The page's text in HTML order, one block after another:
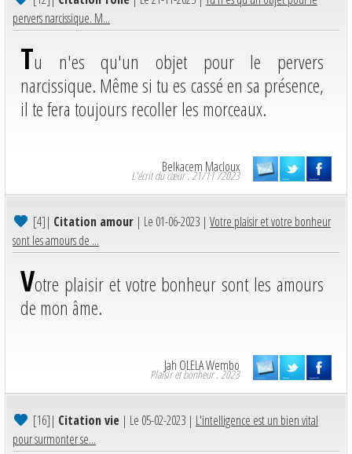
pervers narcissique. M...
Tu n'es qu'un objet pour le pervers
narcissique. Même si tu es cassé en sa présence,
il te fera toujours recoller les morceaux.
Belkacem Macloux
L'écrit du cœur . 21/11 /2023
[4]| Citation amour | Le 01-06-2023 | Votre plaisir et votre bonheur
sont les amours de ...
Votre plaisir et votre bonheur sont les amours
de mon âme.
Jah OLELA Wembo
Plaisir et bonheur . 2023
[16]| Citation vie | Le 05-02-2023 | L'intelligence est un bien vital
pour surmonter se...